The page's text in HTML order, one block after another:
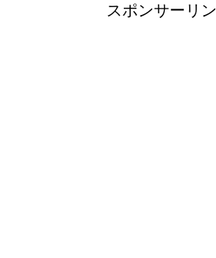
スポンサーリ